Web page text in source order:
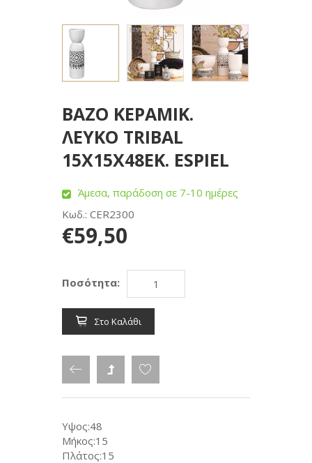
BAZO ΚΕΡΑΜΙΚ.
ΛΕΥΚΟ TRIBAL
15Χ15Χ48ΕΚ. ESPIEL
Άμεσα, παράδοση σε 7-10 ημέρες
Κωδ.: CER2300
€59,50
Ποσότητα:
Στο Καλάθι
Υψος:48
Μήκος:15
Πλάτος:15